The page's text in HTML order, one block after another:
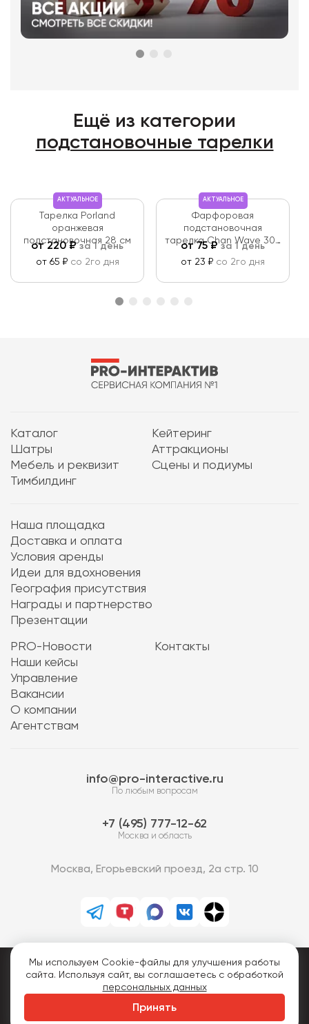
Ещё из категории
подстановочные тарелки
АКТУАЛЬНОЕ
Тарелка Porland
оранжевая
подстановочная 28 см
от220₽за 1 день
от 65 ₽ со 2го дня
АКТУАЛЬНОЕ
Фарфоровая
подстановочная
тарелка Chan Wave 300
от75₽за 1 день
от 23 ₽ со 2го дня
Каталог
Кейтеринг
Шатры
Аттракционы
Мебель и реквизит
Сцены и подиумы
Тимбилдинг
Наша площадка
Доставка и оплата
Условия аренды
Идеи для вдохновения
География присутствия
Награды и партнерство
Презентации
PRO-Новости
Наши кейсы
Управление
Вакансии
О компании
Агентствам
Контакты
info@pro-interactive.ru
По любым вопросам
7 (495) 777-12-62
Москва и область
Москва, Егорьевский проезд, 2а стр. 10
PRO-Интерактив © 2013-2026.
Все права защищены.
Политика конфиденциальности
Мы используем Cookie-файлы для улучшения работы
сайта. Используя сайт, вы соглашаетесь с обработкой
персональных данных
Принять